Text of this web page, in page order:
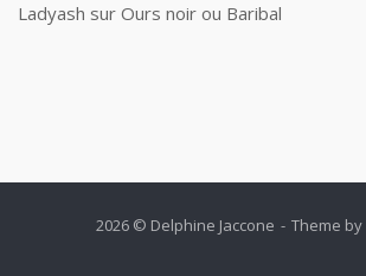
Ladyash sur Ours noir ou Baribal
2026 © Delphine Jaccone Theme by